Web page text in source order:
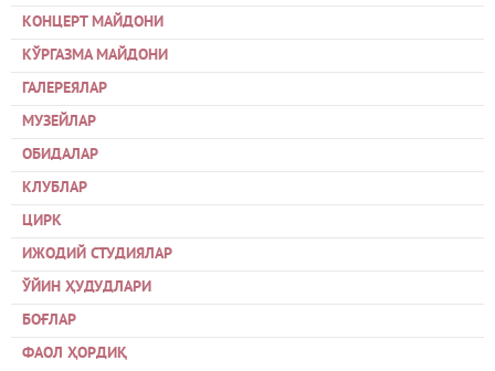
КОНЦЕРТ МАЙДОНИ
КЎРГАЗМА МАЙДОНИ
ГАЛЕРЕЯЛАР
МУЗЕЙЛАР
ОБИДАЛАР
КЛУБЛАР
ЦИРК
ИЖОДИЙ СТУДИЯЛАР
ЎЙИН ҲУДУДЛАРИ
БОҒЛАР
ФАОЛ ҲОРДИҚ